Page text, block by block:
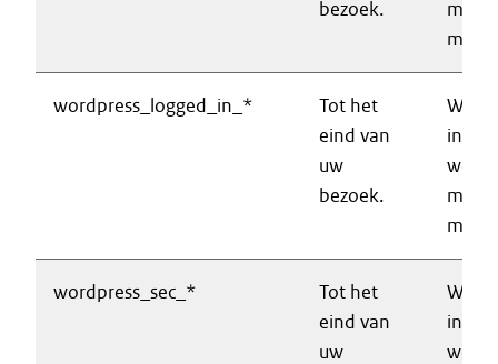
bezoek.
wordpress_logged_in_*
Tot het
eind van
uw
bezoek.
wordpress_sec_*
Tot het
eind van
uw